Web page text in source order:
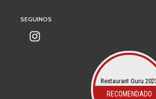
SEGUINOS
Restaurant Guru
RECOMENDADO